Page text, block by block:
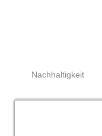
überspringen
Nachhaltigkeit